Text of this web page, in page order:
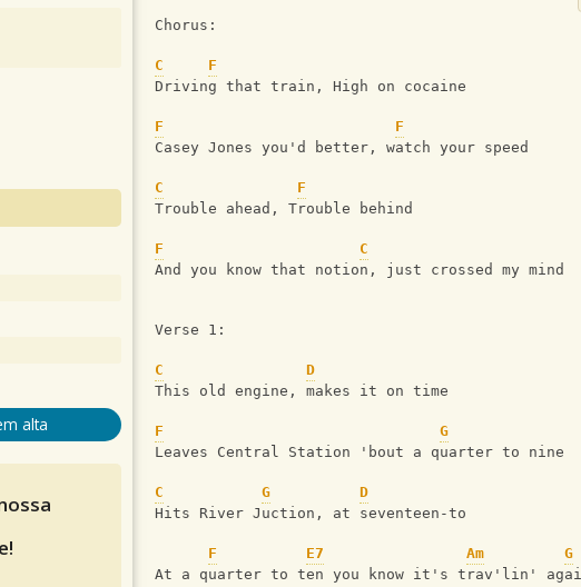
Chorus:
C
F
Driving that train, High on cocaine
F
F
Casey Jones you'd better, watch your speed
C
F
Trouble ahead, Trouble behind
F C
And you know that notion, just crossed my mind
Verse 1:
C
D
This old engine, makes it on time
F
G
Leaves Central Station 'bout a quarter to nine
C G
D
Hits River Juction, at seventeen-to
F E7 Am
G
At a quarter to ten you know it's trav'lin'
alta